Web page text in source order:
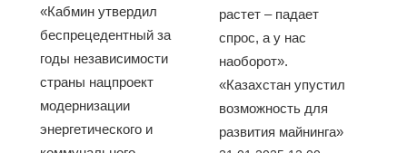
«Кабмин утвердил
беспрецедентный за
годы независимости
страны нацпроект
модернизации
энергетического и
растет – падает
спрос, а у нас
наоборот».
«Казахстан упустил
возможность для
развития майнинга»